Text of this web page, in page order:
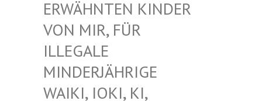
HNTEN KINDER VON
MIR, FÜR ILLE
GALE MIND
ERJÄHRIGE WAIK
I, IOKI, KI, ZWAN